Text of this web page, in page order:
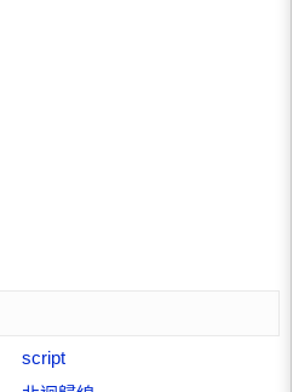
script